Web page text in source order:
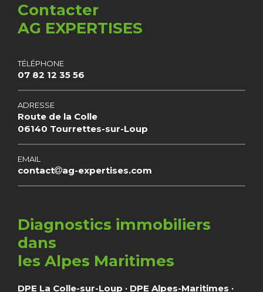
Contacter
AG EXPERTISES
TÉLÉPHONE
07 82 12 35 56
ADRESSE
Route de la Colle
06140 Tourrettes-sur-Loup
EMAIL
contact ag-expertises.com
Diagnostics immobiliers
dans
les Alpes Maritimes
DPE La Colle-sur-Loup · DPE Alpes-Maritimes ·